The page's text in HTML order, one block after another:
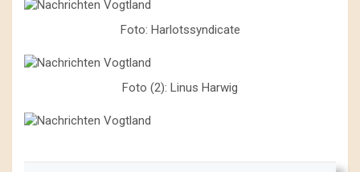
Foto: Harlotssyndicate
Foto (2): Linus Harwig